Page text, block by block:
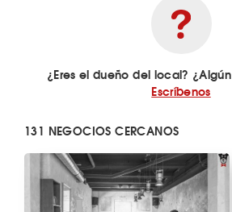
¿Eres el dueño del local?
Escríbenos
131 NEGOCIOS CERCANOS